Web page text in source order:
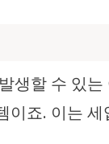
생할 수 있
이죠. 이는